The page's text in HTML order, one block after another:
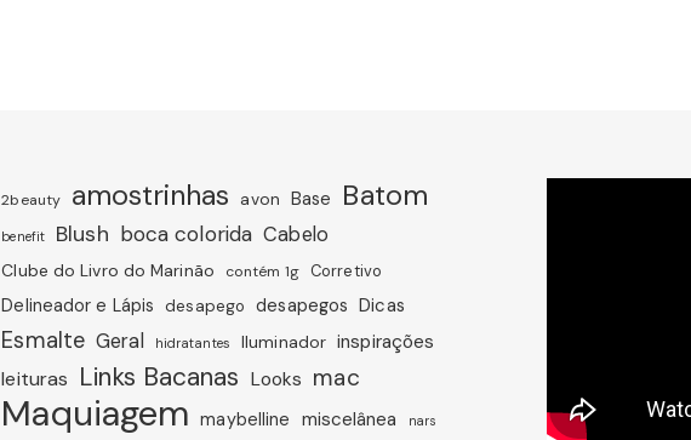
2beauty amostrinhas avon Base Batom
benefit Blush boca colorida Cabelo
Clube do Livro do Marinão contém 1g Corretivo
Delineador e Lápis desapego desapegos Dicas
Esmalte Geral hidratantes Iluminador inspirações
leituras Links Bacanas Looks mac
Maquiagem maybelline miscelânea nars